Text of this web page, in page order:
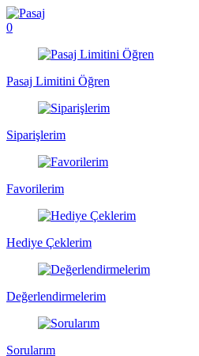
0
Pasaj Limitini Öğren
Siparişlerim
Favorilerim
Hediye Çeklerim
Değerlendirmelerim
Sorularım